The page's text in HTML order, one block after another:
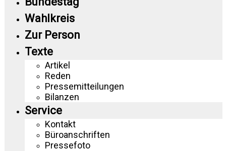
Wahlkreis
Zur Person
Texte
Artikel
Reden
Pressemitteilungen
Bilanzen
Service
Kontakt
Büroanschriften
Pressefoto